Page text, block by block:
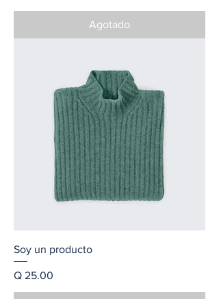
Agotado
Soy un producto
Precio
Q 25.00